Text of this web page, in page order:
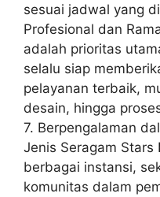
sesuai jadwal yang
Profesional dan
adalah prioritas
selalu siap
pelayanan terbaik,
desain, hingga
7. Berpengalaman
Jenis Seragam Stars
berbagai instansi,
komunitas dalam